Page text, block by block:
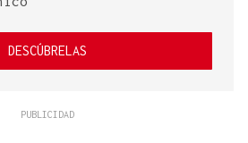
DESCÚBRELAS